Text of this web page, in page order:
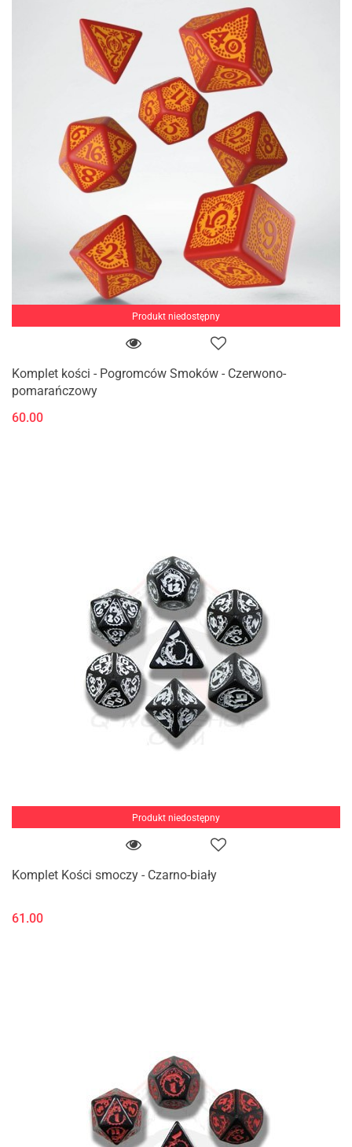
Produkt niedostępny
Komplet kości - Pogromców Smoków - Czerwono-
pomarańczowy
60.00
Produkt niedostępny
Komplet Kości smoczy - Czarno-biały
61.00